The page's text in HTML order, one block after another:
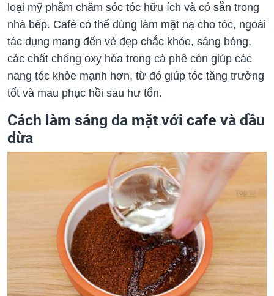
loại mỹ phẩm chăm sóc tóc hữu ích và có sẵn trong
nhà bếp. Café có thể dùng làm mặt nạ cho tóc, ngoài
tác dụng mang đến vẻ đẹp chắc khỏe, sáng bóng,
các chất chống oxy hóa trong cà phê còn giúp các
nang tóc khỏe mạnh hơn, từ đó giúp tóc tăng trưởng
tốt và mau phục hồi sau hư tổn.
Cách làm sáng da mặt với cafe và dầu
dừa